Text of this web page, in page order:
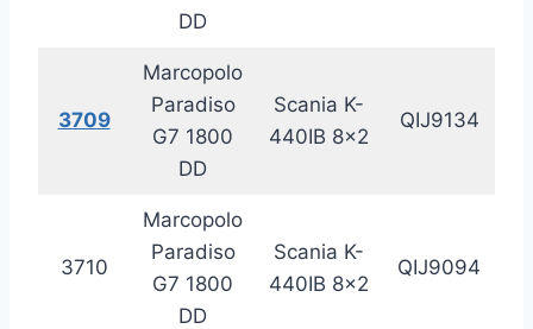
DD
3709
Marcopolo
Paradiso
G7 1800
DD
Scania K-
440IB 8×2
QIJ9134
3710
Marcopolo
Paradiso
G7 1800
DD
Scania K-
440IB 8×2
QIJ9094